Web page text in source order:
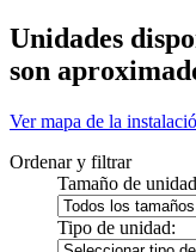
Unidades
son
Ver mapa de la
Ordenar y filtrar
Tamaño de
Tipo de unidad: